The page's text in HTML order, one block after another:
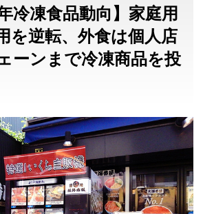
冷凍食品動向】家庭用
を逆転、外食は個人店
ーンまで冷凍商品を投